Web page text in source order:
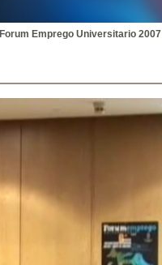
Forum Emprego Universitario 2007